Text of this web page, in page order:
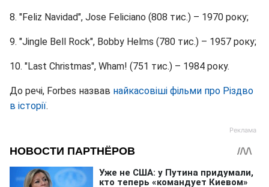
8. "Feliz Navidad", Jose Feliciano (808 тис.) – 1970 року;
9. "Jingle Bell Rock", Bobby Helms (780 тис.) – 1957 року;
10. "Last Christmas", Wham! (751 тис.) – 1984 року.
До речі, Forbes назвав найкасовіші фільми про Різдво
в історії.